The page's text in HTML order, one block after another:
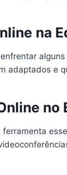
na
adaptados e
no